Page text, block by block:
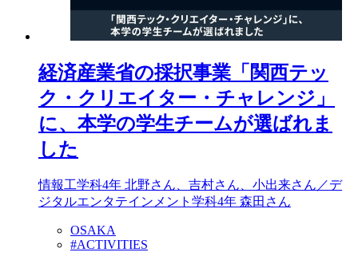
経済産業省の採択事業「関西テッ
ク・クリエイター・チャレンジ」
に、本学の学生チームが選ばれま
した
情報工学科4年 北野さん、吉村さん、小出来さん／デ
ジタルエンタテインメント学科4年 森田さん
OSAKA
#ACTIVITIES